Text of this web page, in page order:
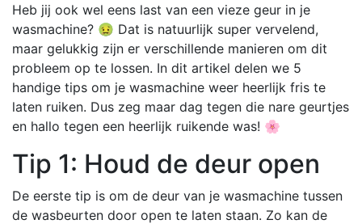
Heb jij ook wel eens last van een vieze geur in je
wasmachine? 🤢 Dat is natuurlijk super vervelend,
maar gelukkig zijn er verschillende manieren om dit
probleem op te lossen. In dit artikel delen we 5
handige tips om je wasmachine weer heerlijk fris te
laten ruiken. Dus zeg maar dag tegen die nare geurtjes
en hallo tegen een heerlijk ruikende was! 🌸
Tip 1: Houd de deur open
De eerste tip is om de deur van je wasmachine tussen
de wasbeurten door open te laten staan. Zo kan de